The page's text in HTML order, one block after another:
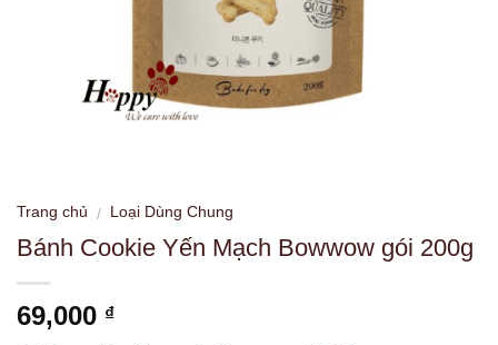
Trang chủ / Loại Dùng Chung
Bánh Cookie Yến Mạch Bowwow gói 200g
69,000 ₫